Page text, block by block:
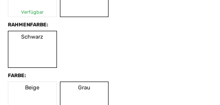
Verfügbar
RAHMENFARBE:
Schwarz
FARBE:
Beige
Grau